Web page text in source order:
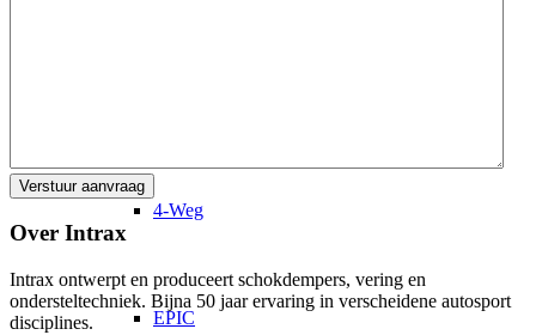
4-Weg
EPIC
Over Intrax
Intrax ontwerpt en produceert schokdempers, vering en
ondersteltechniek. Bijna 50 jaar ervaring in verscheidene autosport
disciplines.